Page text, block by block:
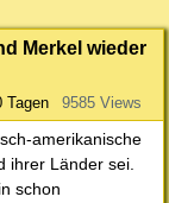
Merkel wieder
Tagen 9585 Views
amerikanische
ihrer Länder sei.
schon